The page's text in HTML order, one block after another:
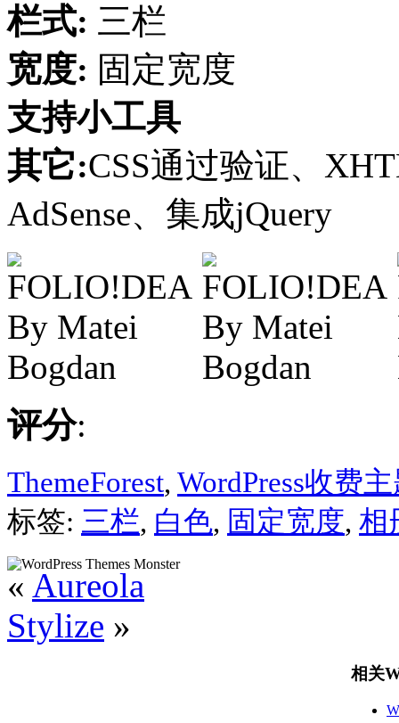
栏式: 三栏
宽度: 固定宽度
支持小工具
其它:CSS通过验证、
AdSense、集成jQuery
评分:
ThemeForest, WordPress收费
标签: 三栏, 白色, 固定宽度, 相
« Aureola
Stylize »
相关